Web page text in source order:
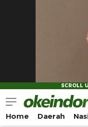
Mengonlinekan
Home Daerah